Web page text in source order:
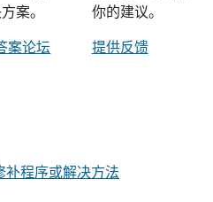
案。
案论坛
你的建议。
提供反馈
补程序或解决方法